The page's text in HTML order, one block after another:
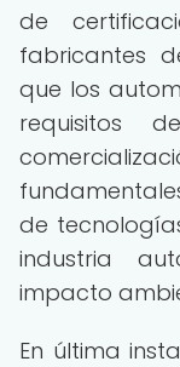
de
fabricantes
que los
requisitos
de
industria
impacto
En última